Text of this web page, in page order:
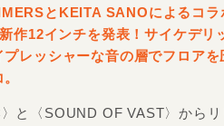
とKEITA SANOによるコラ
作12インチを発表！サイケデリ
レッシャーな音の層でフロアを
と〈SOUND OF VAST〉からリ